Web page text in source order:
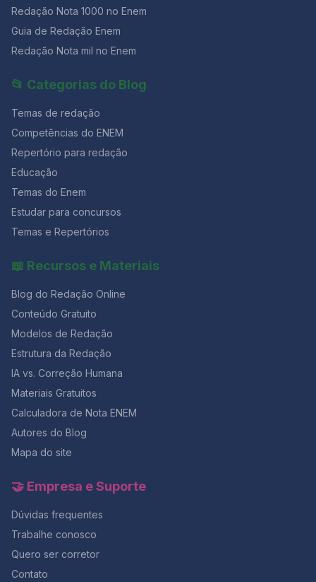
Redação Nota 1000 no Enem
Guia de Redação Enem
Redação Nota mil no Enem
📂 Categorias do Blog
Temas de redação
Competências do ENEM
Repertório para redação
Educação
Temas do Enem
Estudar para concursos
Temas e Repertórios
📖 Recursos e Materiais
Blog do Redação Online
Conteúdo Gratuito
Modelos de Redação
Estrutura da Redação
IA vs. Correção Humana
Materiais Gratuitos
Calculadora de Nota ENEM
Autores do Blog
Mapa do site
🤝 Empresa e Suporte
Dúvidas frequentes
Trabalhe conosco
Quero ser corretor
Contato